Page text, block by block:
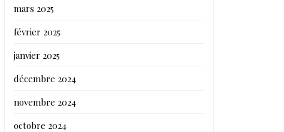
mars 2025
février 2025
janvier 2025
décembre 2024
novembre 2024
octobre 2024